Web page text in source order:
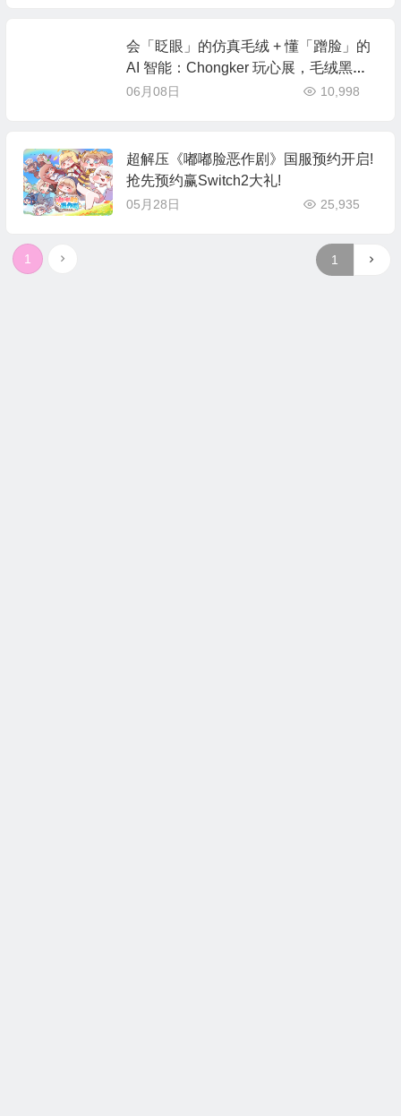
会「眨眼」的仿真毛绒 + 懂「蹭脸」的
AI 智能：Chongker 玩心展，毛绒黑科
技来袭
06月08日 10,998
超解压《嘟嘟脸恶作剧》国服预约开启!
抢先预约赢Switch2大礼!
05月28日 25,935
1